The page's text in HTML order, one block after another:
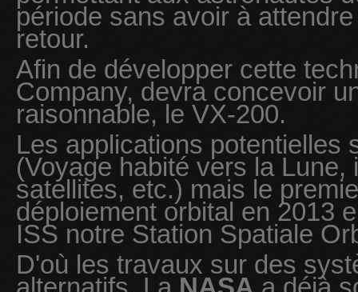
période sans avoir à
retour.
Afin de développer cette
Company, devra concevoir
raisonnable, le VX-200.
Les applications potentielles
(Voyage habité vers la
satellites, etc.) mais le
déploiement orbital en 2013
ISS notre Station Spatiale
D'où les travaux sur des